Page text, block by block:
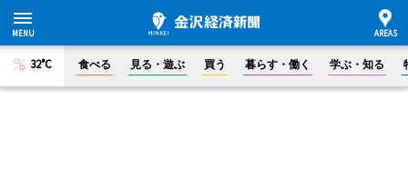
32°C 食べる 見る・遊ぶ 買う 暮らす・働く 学ぶ・知る